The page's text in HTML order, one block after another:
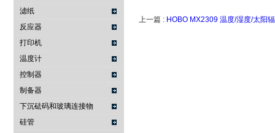
滤纸
反应器
打印机
温度计
控制器
制备器
下沉砝码和玻璃连接物
硅管
上一篇 : HOBO MX2309 温度/湿度/太阳